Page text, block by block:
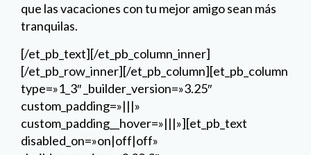
que las vacaciones con tu mejor amigo sean más
tranquilas.
[/et_pb_text][/et_pb_column_inner]
[/et_pb_row_inner][/et_pb_column][et_pb_column
type=»1_3″ _builder_version=»3.25″
custom_padding=»|||»
custom_padding__hover=»|||»][et_pb_text
disabled_on=»on|off|off»